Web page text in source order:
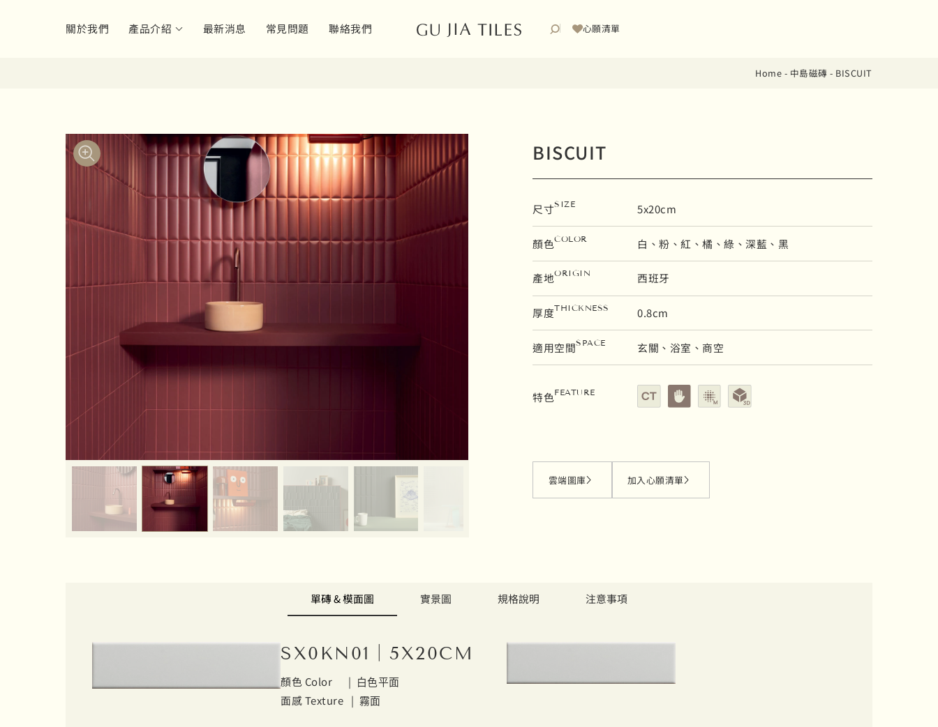
關於我們 產品介紹 最新消息 常見問題 聯絡我們 心願清單
Home - 中島磁磚 - BISCUIT
BISCUIT
尺寸SIZE 5x20cm
顏色COLOR 白、粉、紅、橘、綠、深藍、黑
產地ORIGIN 西班牙
厚度THICKNESS 0.8cm
適用空間SPACE 玄關、浴室、商空
特色FEATURE
雲端圖庫 加入心願清單
單磚 & 模面圖 實景圖 規格說明 注意事項
SX0KN01｜5X20CM
顏色 Color | 白色平面
面感 Texture | 霧面